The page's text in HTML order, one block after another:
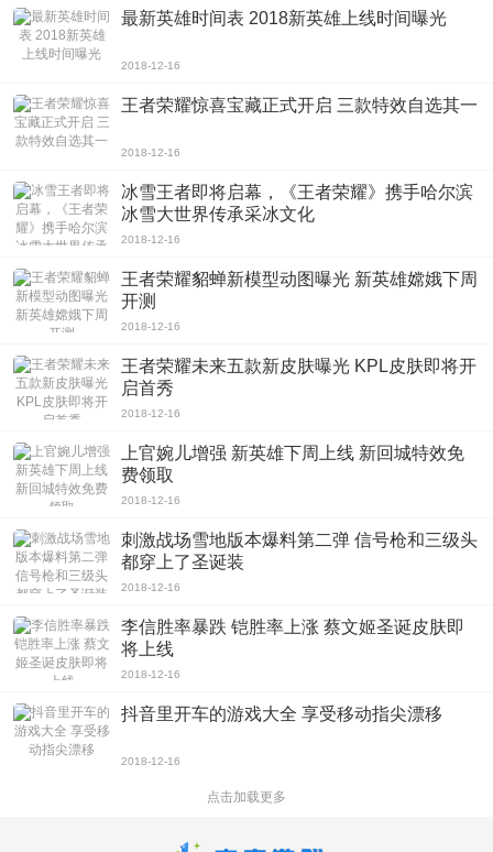
最新英雄时间表 2018新英雄上线时间曝光
2018-12-16
王者荣耀惊喜宝藏正式开启 三款特效自选其一
2018-12-16
冰雪王者即将启幕，《王者荣耀》携手哈尔滨
冰雪大世界传承采冰文化
2018-12-16
王者荣耀貂蝉新模型动图曝光 新英雄嫦娥下周
开测
2018-12-16
王者荣耀未来五款新皮肤曝光 KPL皮肤即将开
启首秀
2018-12-16
上官婉儿增强 新英雄下周上线 新回城特效免
费领取
2018-12-16
刺激战场雪地版本爆料第二弹 信号枪和三级头
都穿上了圣诞装
2018-12-16
李信胜率暴跌 铠胜率上涨 蔡文姬圣诞皮肤即
将上线
2018-12-16
抖音里开车的游戏大全 享受移动指尖漂移
2018-12-16
点击加载更多